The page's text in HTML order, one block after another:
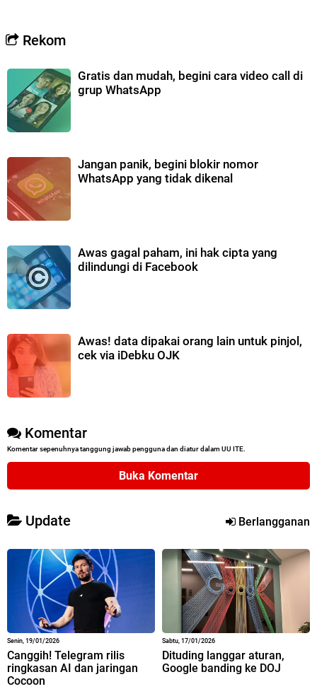
Rekom
Gratis dan mudah, begini cara video call di
grup WhatsApp
Jangan panik, begini blokir nomor
WhatsApp yang tidak dikenal
Awas gagal paham, ini hak cipta yang
dilindungi di Facebook
Awas! data dipakai orang lain untuk pinjol,
cek via iDebku OJK
Komentar
Komentar sepenuhnya tanggung jawab pengguna dan diatur dalam UU ITE.
Buka Komentar
Update Berlangganan
Senin, 19/01/2026
Canggih! Telegram rilis
ringkasan AI dan jaringan
Cocoon
Sabtu, 17/01/2026
Dituding langgar aturan,
Google banding ke DOJ